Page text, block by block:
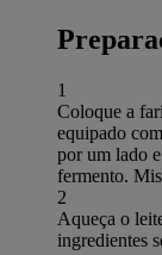
1
Coloque a
equipado
por um lado
fermento.
2
Aqueça o
ingredientes